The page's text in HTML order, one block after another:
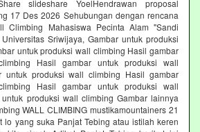
slideshare YoelHendrawan proposal
17 Des 2026 Sehubungan dengan rencana
Climbing Mahasiswa Pecinta Alam "Sandi
Sriwijaya, Gambar untuk produksi
untuk produksi wall climbing Hasil gambar
Hasil gambar untuk produksi wall
untuk produksi wall climbing Hasil gambar
Hasil gambar untuk produksi wall
produksi wall climbing Gambar lainnya
WALL CLIMBING mustikamountainers 21
lo yang suka Panjat Tebing atau istilah keren